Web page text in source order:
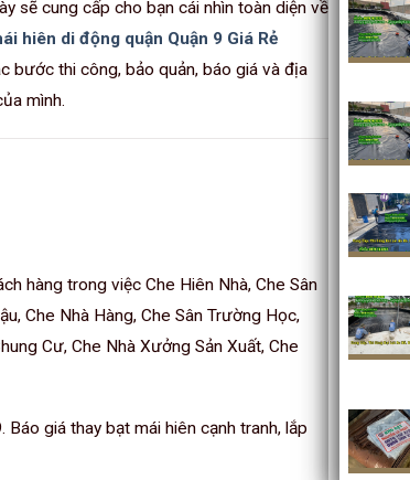
sẽ cung cấp cho bạn cái nhìn toàn diện về
hiên di động quận Quận 9 Giá Rẻ
thi công, bảo quản, báo giá và địa
mình.
hàng trong việc Che Hiên Nhà, Che Sân
Che Nhà Hàng, Che Sân Trường Học,
Cư, Che Nhà Xưởng Sản Xuất, Che
giá thay bạt mái hiên cạnh tranh, lắp